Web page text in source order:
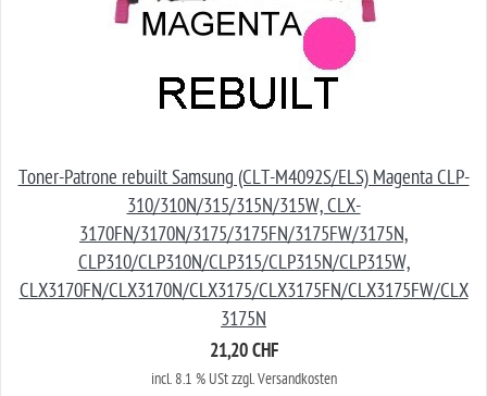
Toner-Patrone rebuilt Samsung (CLT-M4092S/ELS) Magenta CLP-
310/310N/315/315N/315W, CLX-
3170FN/3170N/3175/3175FN/3175FW/3175N,
CLP310/CLP310N/CLP315/CLP315N/CLP315W,
CLX3170FN/CLX3170N/CLX3175/CLX3175FN/CLX3175FW/CLX
3175N
21,20 CHF
incl. 8.1 % USt zzgl. Versandkosten